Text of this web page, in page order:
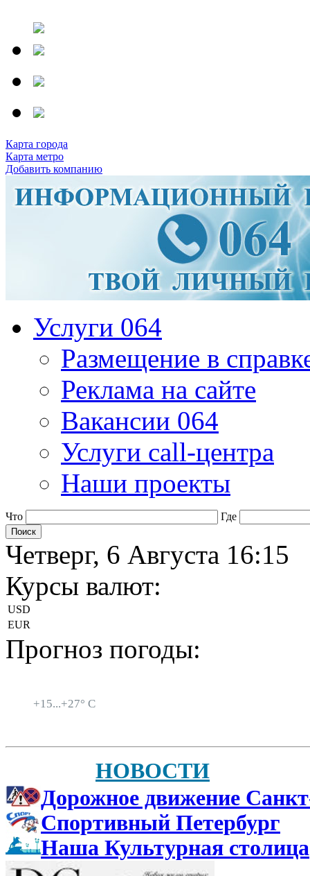
Карта города
Карта метро
Добавить компанию
Услуги 064
Размещение в
Реклама на сайте
Вакансии 064
Услуги call-центра
Наши проекты
Что Где
Четверг, 6 Августа 16:15
Курсы валют:
USD
EUR
Прогноз погоды:
+15...+27° C
НОВОСТИ
Дорожное движение
Спортивный Петербург
Наша Культурная столица